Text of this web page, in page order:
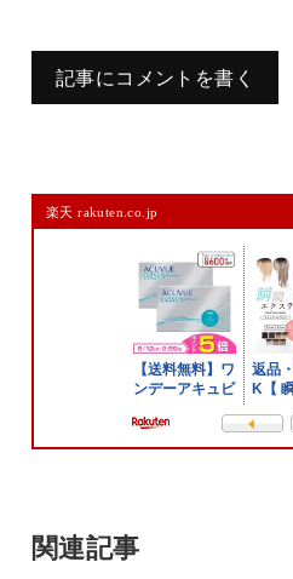
記事にコメントを書く
メールアドレスは公開されません。
また、コメント欄には、必ず日本語
サイト
楽天 rakuten.co.jp
関連記事